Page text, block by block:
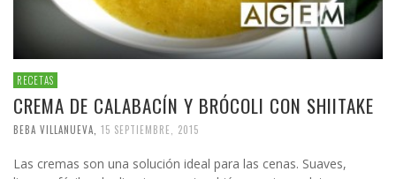
RECETAS
CREMA DE CALABACÍN Y BRÓCOLI CON SHIITAKE
BEBA VILLANUEVA 15 SEPTIEMBRE, 2015
Las cremas son una solución ideal para las cenas. Suaves,